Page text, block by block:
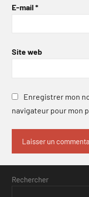
E-mail *
Site web
Enregistrer mon
navigateur pour mon
Rechercher